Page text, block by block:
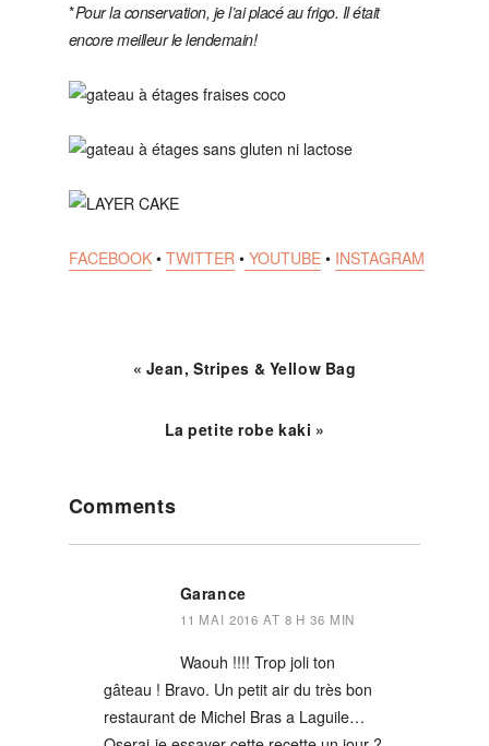
*Pour la conservation, je l’ai placé au frigo. Il était
encore meilleur le lendemain!
FACEBOOK• TWITTER•YOUTUBE• INSTAGRAM
« Jean, Stripes & Yellow Bag
La petite robe kaki »
Interactions
Comments
Garance
11 MAI 2016 AT 8 H 36 MIN
Waouh !!!! Trop joli ton
gâteau ! Bravo. Un petit air du très bon
restaurant de Michel Bras a Laguile…